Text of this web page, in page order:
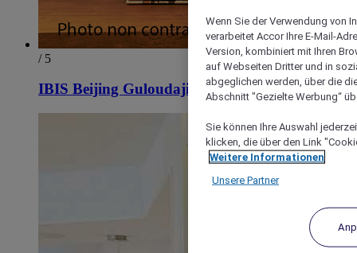
/ 5
IBIS Beijing Guloudajie Metro Station Hotel
Wenn Sie der Verwendung von
verarbeitet Accor Ihre E-Mail-
Version, kombiniert mit Ihren
auf Webseiten Dritter und in
abgeglichen werden, über die
Abschnitt "Gezielte Werbung“
Sie können Ihre Auswahl
klicken, die über den Link
Weitere Informationen
Unsere Partner